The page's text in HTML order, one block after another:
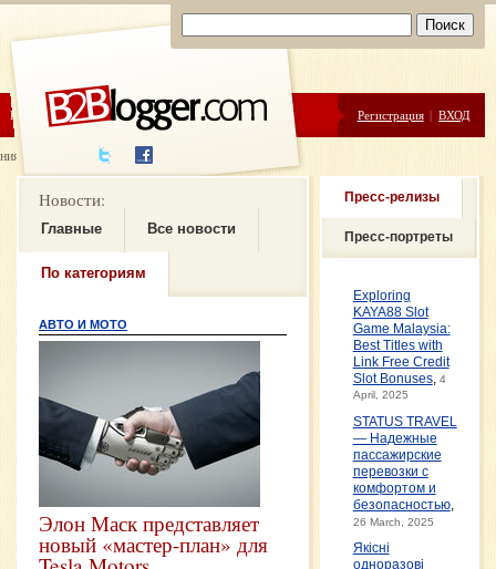
ЦЕНЫ ПОМОЩЬ Регистрация | ВХОД
новостей
Новости:
Главные Все новости
По категориям
АВТО И МОТО
Элон Маск представляет
новый «мастер-план» для
Пресс-релизы
Пресс-портреты
Exploring
KAYA88 Slot
Game Malaysia:
Best Titles with
Link Free Credit
Slot Bonuses, 4
April, 2025
STATUS TRAVEL
— Надежные
пассажирские
перевозки с
комфортом и
безопасностью,
26 March, 2025
Якісні
одноразові